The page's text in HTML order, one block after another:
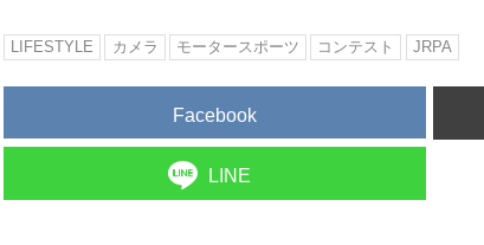
LIFESTYLE カメラ モータースポーツ コンテスト JRPA
Facebook
LINE